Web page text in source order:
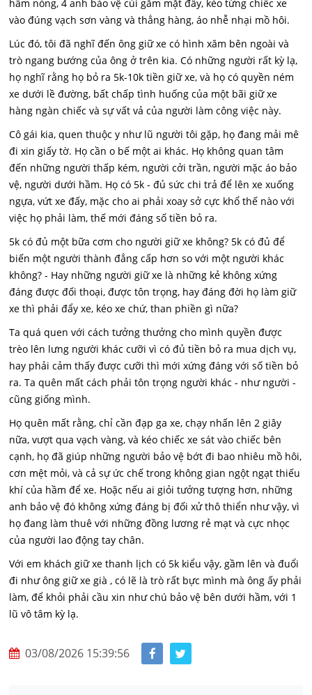
hầm nóng, 4 anh bảo vệ cúi gằm mặt đẩy, kéo từng chiếc xe
vào đúng vạch sơn vàng và thẳng hàng, áo nhễ nhại mồ hôi.
Lúc đó, tôi đã nghĩ đến ông giữ xe có hình xăm bên ngoài và
trò ngang bướng của ông ở trên kia. Có những người rất kỳ lạ,
họ nghĩ rằng họ bỏ ra 5k-10k tiền giữ xe, và họ có quyền ném
xe dưới lề đường, bất chấp tình huống của một bãi giữ xe
hàng ngàn chiếc và sự vất vả của người làm công việc này.
Cô gái kia, quen thuộc y như lũ người tôi gặp, họ đang mải mê
đi xin giấy tờ. Họ cần o bế một ai khác. Họ không quan tâm
đến những người thấp kém, người cởi trần, người mặc áo bảo
vệ, người dưới hầm. Họ có 5k - đủ sức chi trả để lên xe xuống
ngựa, vứt xe đấy, mặc cho ai phải xoay sở cực khổ thế nào với
việc họ phải làm, thế mới đáng số tiền bỏ ra.
5k có đủ một bữa cơm cho người giữ xe không? 5k có đủ để
biến một người thành đẳng cấp hơn so với một người khác
không? - Hay những người giữ xe là những kẻ không xứng
đáng được đối thoại, được tôn trọng, hay đáng đời họ làm giữ
xe thì phải đẩy xe, kéo xe chứ, than phiền gì nữa?
Ta quá quen với cách tưởng thưởng cho mình quyền được
trèo lên lưng người khác cưỡi vì có đủ tiền bỏ ra mua dịch vụ,
hay phải cảm thấy được cưỡi thì mới xứng đáng với số tiền bỏ
ra. Ta quên mất cách phải tôn trọng người khác - như người -
cũng giống mình.
Họ quên mất rằng, chỉ cần đạp ga xe, chạy nhấn lên 2 giây
nữa, vượt qua vạch vàng, và kéo chiếc xe sát vào chiếc bên
cạnh, họ đã giúp những người bảo vệ bớt đi bao nhiêu mồ hôi,
cơn mệt mỏi, và cả sự ức chế trong không gian ngột ngạt thiếu
khí của hầm để xe. Hoặc nếu ai giỏi tưởng tượng hơn, những
anh bảo vệ đó không xứng đáng bị đối xử thô thiển như vậy, vì
họ đang làm thuê với những đồng lương rẻ mạt và cực nhọc
của người lao động tay chân.
Với em khách giữ xe thanh lịch có 5k kiểu vậy, gầm lên và đuổi
đi như ông giữ xe già , có lẽ là trò rất bực mình mà ông ấy phải
làm, để khỏi phải cầu xin như chú bảo vệ bên dưới hầm, với 1
lũ vô tâm kỳ lạ.
03/08/2026 15:39:56